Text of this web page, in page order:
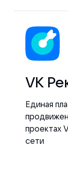
VK
Единая
проектах
сети